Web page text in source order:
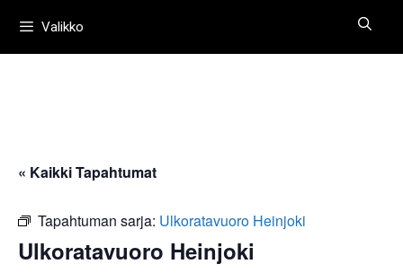
sisältöönValikko
« Kaikki Tapahtumat
Tapahtuman sarja: Ulkoratavuoro Heinjoki
Ulkoratavuoro Heinjoki